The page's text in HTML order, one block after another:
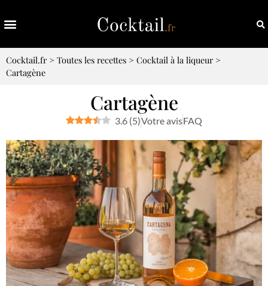
Cocktail.fr> Toutes les recettes > Cocktail à la liqueur>
Cartagène
Cartagène
3.6 (5)Votre avisFAQ